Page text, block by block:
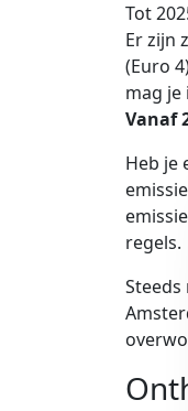
Tot
Er zijn
(Euro
mag je
Vanaf
Heb je
regels.